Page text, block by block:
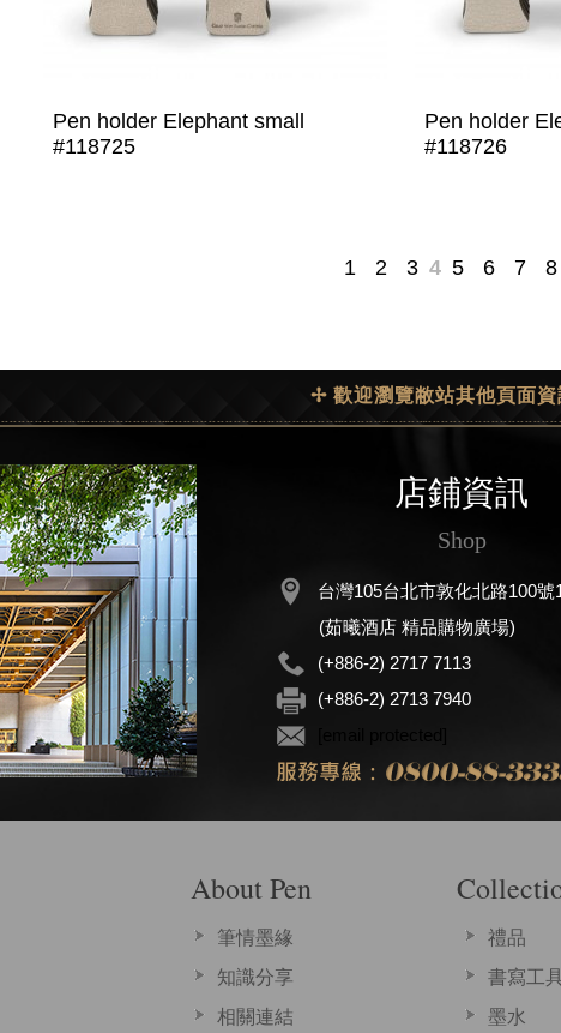
Pen holder Elephant small
#118725
Pen holder
#118726
1 2 3 4 5 6 7 8
✢ 歡迎瀏覽敝站其他頁面
店鋪資訊
Shop
台灣105台北市敦化北路100號
(茹曦酒店 精品購物廣場)
(+886-2) 2717 7113
(+886-2) 2713 7940
About Pen
筆情墨緣
知識分享
相關連結
禮品
書寫工
墨水